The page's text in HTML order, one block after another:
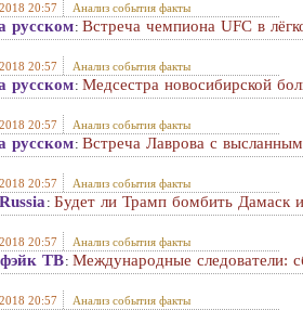
20:57 Анализ события факты
русском: Встреча чемпиона UFC в
20:57 Анализ события факты
русском: Медсестра новосибирской
20:57 Анализ события факты
русском: Встреча Лаврова с
20:57 Анализ события факты
: Будет ли Трамп бомбить Дамаск
20:57 Анализ события факты
ТВ: Международные следователи:
20:57 Анализ события факты